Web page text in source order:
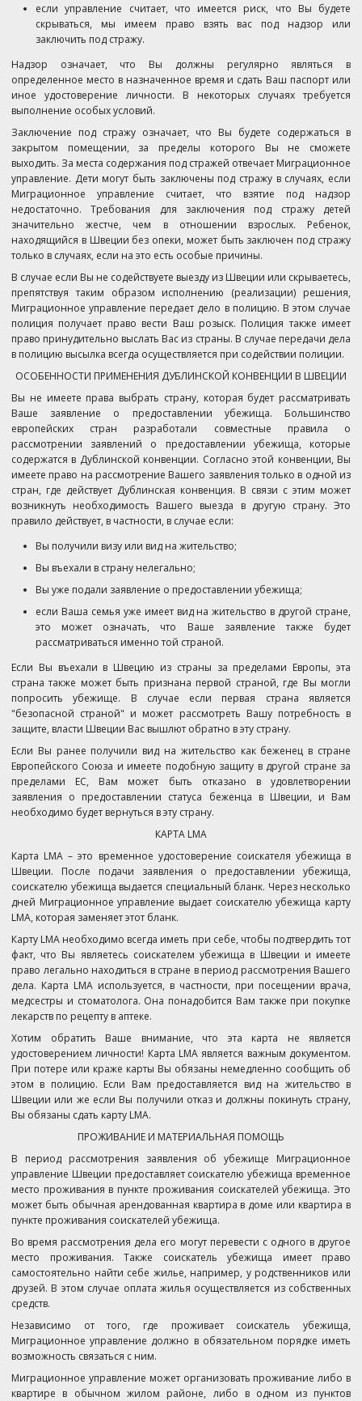
если управление считает, что имеется риск, что Вы будете
скрываться, мы имеем право взять вас под надзор или
заключить под стражу.
Надзор означает, что Вы должны регулярно являться в
определенное место в назначенное время и сдать Ваш паспорт или
иное удостоверение личности. В некоторых случаях требуется
выполнение особых условий.
Заключение под стражу означает, что Вы будете содержаться в
закрытом помещении, за пределы которого Вы не сможете
выходить. За места содержания под стражей отвечает Миграционное
управление. Дети могут быть заключены под стражу в случаях, если
Миграционное управление считает, что взятие под надзор
недостаточно. Требования для заключения под стражу детей
значительно жестче, чем в отношении взрослых. Ребенок,
находящийся в Швеции без опеки, может быть заключен под стражу
только в случаях, если на это есть особые причины.
В случае если Вы не содействуете выезду из Швеции или скрываетесь,
препятствуя таким образом исполнению (реализации) решения,
Миграционное управление передает дело в полицию. В этом случае
полиция получает право вести Ваш розыск. Полиция также имеет
право принудительно выслать Вас из страны. В случае передачи дела
в полицию высылка всегда осуществляется при содействии полиции.
ОСОБЕННОСТИ ПРИМЕНЕНИЯ ДУБЛИНСКОЙ КОНВЕНЦИИ В ШВЕЦИИ
Вы не имеете права выбрать страну, которая будет рассматривать
Ваше заявление о предоставлении убежища. Большинство
европейских стран разработали совместные правила о
рассмотрении заявлений о предоставлении убежища, которые
содержатся в Дублинской конвенции. Согласно этой конвенции, Вы
имеете право на рассмотрение Вашего заявления только в одной из
стран, где действует Дублинская конвенция. В связи с этим может
возникнуть необходимость Вашего выезда в другую страну. Это
правило действует, в частности, в случае если:
Вы получили визу или вид на жительство;
Вы въехали в страну нелегально;
Вы уже подали заявление о предоставлении убежища;
если Ваша семья уже имеет вид на жительство в другой стране,
это может означать, что Ваше заявление также будет
рассматриваться именно той страной.
Если Вы въехали в Швецию из страны за пределами Европы, эта
страна также может быть признана первой страной, где Вы могли
попросить убежище. В случае если первая страна является
"безопасной страной" и может рассмотреть Вашу потребность в
защите, власти Швеции Вас вышлют обратно в эту страну.
Если Вы ранее получили вид на жительство как беженец в стране
Европейского Союза и имеете подобную защиту в другой стране за
пределами ЕС, Вам может быть отказано в удовлетворении
заявления о предоставлении статуса беженца в Швеции, и Вам
необходимо будет вернуться в эту страну.
КАРТА LMA
Карта LMA – это временное удостоверение соискателя убежища в
Швеции. После подачи заявления о предоставлении убежища,
соискателю убежища выдается специальный бланк. Через несколько
дней Миграционное управление выдает соискателю убежища карту
LMA, которая заменяет этот бланк.
Карту LMA необходимо всегда иметь при себе, чтобы подтвердить тот
факт, что Вы являетесь соискателем убежища в Швеции и имеете
право легально находиться в стране в период рассмотрения Вашего
дела. Карта LMA используется, в частности, при посещении врача,
медсестры и стоматолога. Она понадобится Вам также при покупке
лекарств по рецепту в аптеке.
Хотим обратить Ваше внимание, что эта карта не является
удостоверением личности! Карта LMA является важным документом.
При потере или краже карты Вы обязаны немедленно сообщить об
этом в полицию. Если Вам предоставляется вид на жительство в
Швеции или же если Вы получили отказ и должны покинуть страну,
Вы обязаны сдать карту LMA.
ПРОЖИВАНИЕ И МАТЕРИАЛЬНАЯ ПОМОЩЬ
В период рассмотрения заявления об убежище Миграционное
управление Швеции предоставляет соискателю убежища временное
место проживания в пункте проживания соискателей убежища. Это
может быть обычная арендованная квартира в доме или квартира в
пункте проживания соискателей убежища.
Во время рассмотрения дела его могут перевести с одного в другое
место проживания. Также соискатель убежища имеет право
самостоятельно найти себе жилье, например, у родственников или
друзей. В этом случае оплата жилья осуществляется из собственных
средств.
Независимо от того, где проживает соискатель убежища,
Миграционное управление должно в обязательном порядке иметь
возможность связаться с ним.
Миграционное управление может организовать проживание либо в
квартире в обычном жилом районе, либо в одном из пунктов